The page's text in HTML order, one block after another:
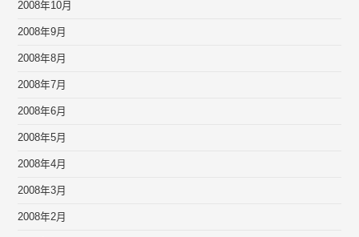
2008年10月
2008年9月
2008年8月
2008年7月
2008年6月
2008年5月
2008年4月
2008年3月
2008年2月